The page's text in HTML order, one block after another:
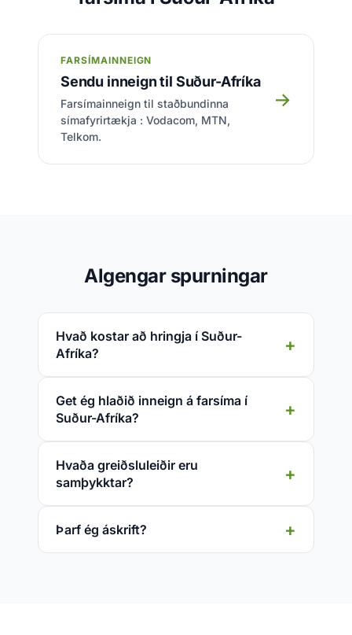
FARSÍMAINNEIGN
Sendu inneign til Suður-Afríka
Farsímainneign til staðbundinna
símafyrirtækja : Vodacom, MTN,
Telkom.
→
Algengar spurningar
Hvað kostar að hringja í Suður-
Afríka?
Get ég hlaðið inneign á farsíma í
Suður-Afríka?
Hvaða greiðsluleiðir eru
samþykktar?
Þarf ég áskrift?